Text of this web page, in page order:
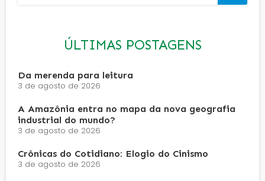
ÚLTIMAS POSTAGENS
Da merenda para leitura
3 de agosto de 2026
A Amazônia entra no mapa da nova geografia
industrial do mundo?
3 de agosto de 2026
Crônicas do Cotidiano: Elogio do Cinismo
3 de agosto de 2026